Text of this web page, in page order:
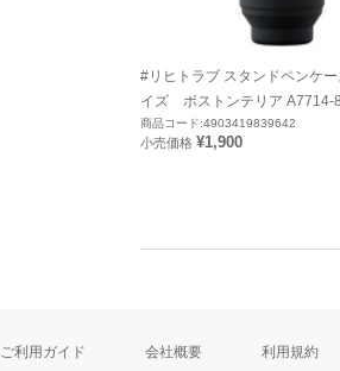
#リヒトラブ スタンドペンケ
イズ ボストンテリア A7714-8
商品コード:4903419839642
小売価格 ¥1,900
ご利用ガイド 会社概要 利用規約